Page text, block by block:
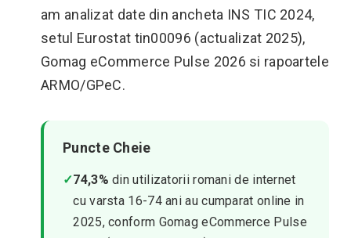
am analizat date din ancheta INS TIC 2024,
setul Eurostat tin00096 (actualizat 2025),
Gomag eCommerce Pulse 2026 si rapoartele
ARMO/GPeC.
Puncte Cheie
✓74,3% din utilizatorii romani de internet
cu varsta 16-74 ani au cumparat online in
2025, conform Gomag eCommerce Pulse